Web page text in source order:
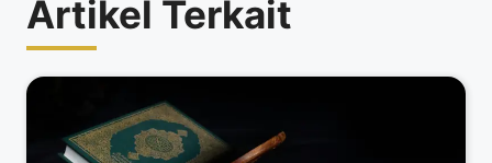
Artikel Terkait